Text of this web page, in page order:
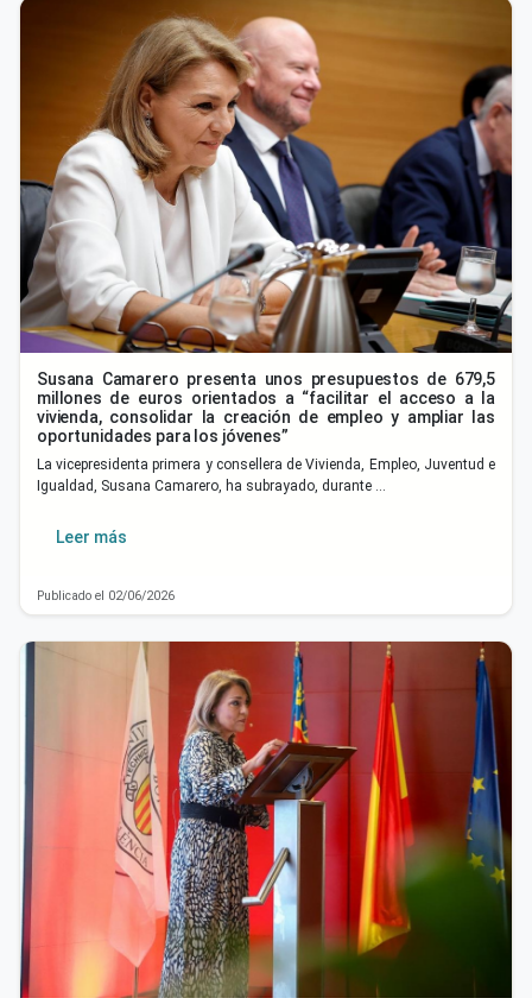
Susana Camarero presenta unos presupuestos de 679,5
millones de euros orientados a “facilitar el acceso a la
vivienda, consolidar la creación de empleo y ampliar las
oportunidades para los jóvenes”
La vicepresidenta primera y consellera de Vivienda, Empleo, Juventud e
Igualdad, Susana Camarero, ha subrayado, durante …
Leer más
Publicado el 02/06/2026